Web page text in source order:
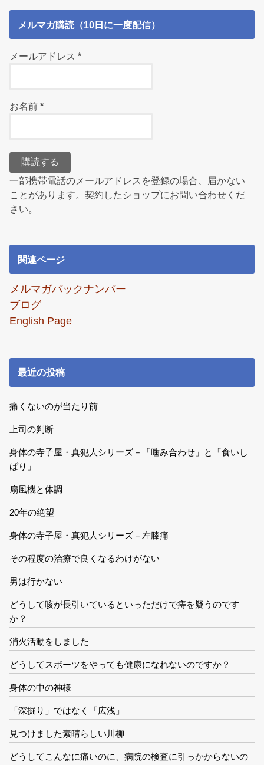
メルマガ購読（10日に一度配信）
メールアドレス*
お名前*
一部携帯電話のメールアドレスを登録の場合、届かない
ことがあります。契約したショップにお問い合わせくだ
さい。
関連ページ
メルマガバックナンバー
ブログ
English Page
最近の投稿
痛くないのが当たり前
上司の判断
身体の寺子屋・真犯人シリーズ－「噛み合わせ」と「食いし
ばり」
扇風機と体調
20年の絶望
身体の寺子屋・真犯人シリーズ－左膝痛
その程度の治療で良くなるわけがない
男は行かない
どうして咳が長引いているといっただけで痔を疑うのです
か？
消火活動をしました
どうしてスポーツをやっても健康になれないのですか？
身体の中の神様
「深掘り」ではなく「広浅」
見つけました素晴らしい川柳
どうしてこんなに痛いのに、病院の検査に引っかからないの